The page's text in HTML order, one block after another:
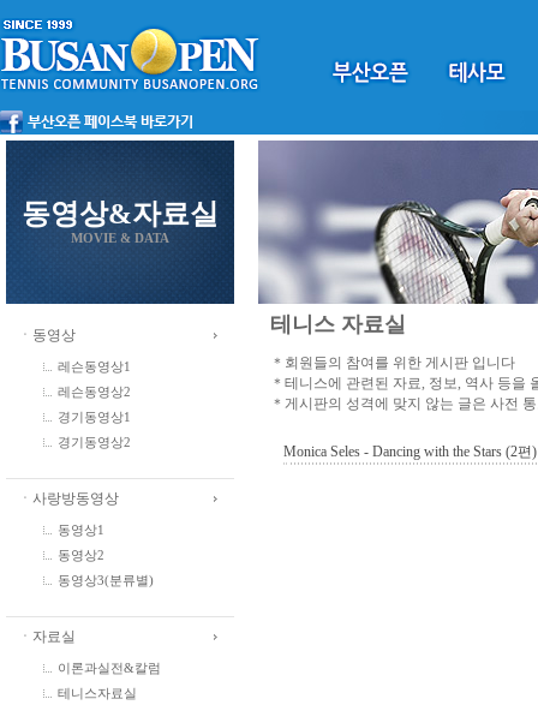
동영상&자료실
MOVIE & DATA
ㆍ동영상
레슨동영상1
레슨동영상2
경기동영상1
경기동영상2
ㆍ사랑방동영상
동영상1
동영상2
동영상3(분류별)
ㆍ자료실
이론과실전&칼럼
테니스자료실
테니스 자료실
＊회원들의 참여를 위한 게시판 입니다
＊테니스에 관련된 자료, 정보, 역사 등을
＊게시판의 성격에 맞지 않는 글은 사전
Monica Seles - Dancing with the Stars (2편)